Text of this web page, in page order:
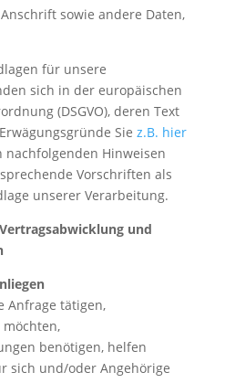
sowie andere Daten,
für unsere
sich in der europäischen
(DSGVO), deren Text
Sie z.B. hier
nachfolgenden Hinweisen
Vorschriften als
unserer Verarbeitung.
und
Anfrage tätigen,
benötigen, helfen
sich und/oder Angehörige